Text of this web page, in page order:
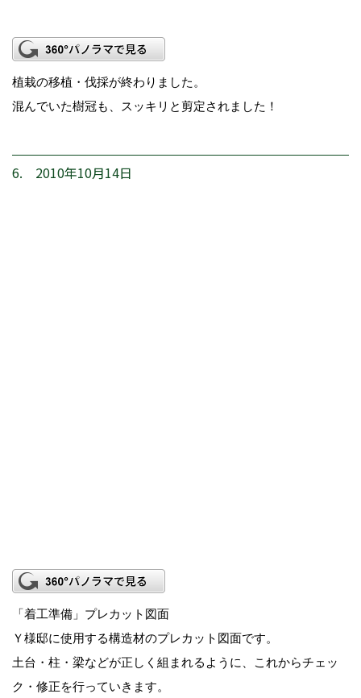
植栽の移植・伐採が終わりました。
混んでいた樹冠も、スッキリと剪定されました！
6. 2010年10月14日
「着工準備」プレカット図面
Ｙ様邸に使用する構造材のプレカット図面です。
土台・柱・梁などが正しく組まれるように、これからチェッ
ク・修正を行っていきます。